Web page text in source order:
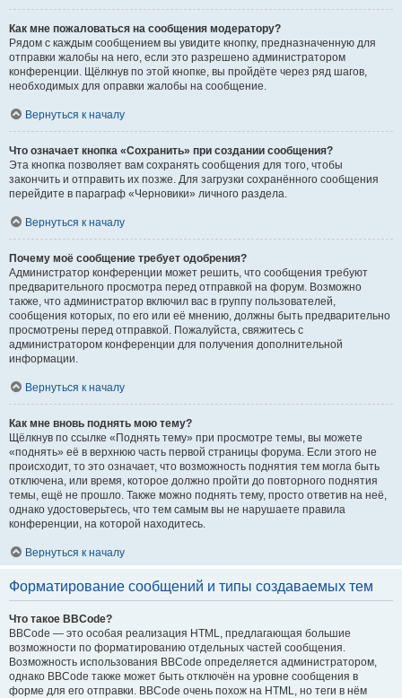
Как мне пожаловаться на сообщения модератору?
Рядом с каждым сообщением вы увидите кнопку, предназначенную для
отправки жалобы на него, если это разрешено администратором
конференции. Щёлкнув по этой кнопке, вы пройдёте через ряд шагов,
необходимых для оправки жалобы на сообщение.
Вернуться к началу
Что означает кнопка «Сохранить» при создании сообщения?
Эта кнопка позволяет вам сохранять сообщения для того, чтобы
закончить и отправить их позже. Для загрузки сохранённого сообщения
перейдите в параграф «Черновики» личного раздела.
Вернуться к началу
Почему моё сообщение требует одобрения?
Администратор конференции может решить, что сообщения требуют
предварительного просмотра перед отправкой на форум. Возможно
также, что администратор включил вас в группу пользователей,
сообщения которых, по его или её мнению, должны быть предварительно
просмотрены перед отправкой. Пожалуйста, свяжитесь с
администратором конференции для получения дополнительной
информации.
Вернуться к началу
Как мне вновь поднять мою тему?
Щёлкнув по ссылке «Поднять тему» при просмотре темы, вы можете
«поднять» её в верхнюю часть первой страницы форума. Если этого не
происходит, то это означает, что возможность поднятия тем могла быть
отключена, или время, которое должно пройти до повторного поднятия
темы, ещё не прошло. Также можно поднять тему, просто ответив на неё,
однако удостоверьтесь, что тем самым вы не нарушаете правила
конференции, на которой находитесь.
Вернуться к началу
Форматирование сообщений и типы создаваемых тем
Что такое BBCode?
BBCode — это особая реализация HTML, предлагающая большие
возможности по форматированию отдельных частей сообщения.
Возможность использования BBCode определяется администратором,
однако BBCode также может быть отключён на уровне сообщения в
форме для его отправки. BBCode очень похож на HTML, но теги в нём